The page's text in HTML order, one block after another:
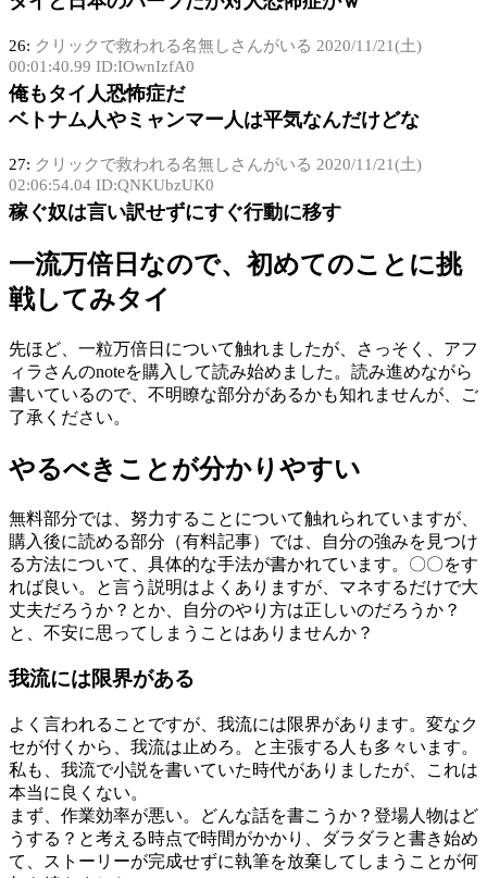
26: クリックで救われる名無しさんがいる 2020/11/21(土)
00:01:40.99 ID:IOwnIzfA0
俺もタイ人恐怖症だ
ベトナム人やミャンマー人は平気なんだけどな
27: クリックで救われる名無しさんがいる 2020/11/21(土)
02:06:54.04 ID:QNKUbzUK0
稼ぐ奴は言い訳せずにすぐ行動に移す
一流万倍日なので、初めてのことに挑
戦してみタイ
先ほど、一粒万倍日について触れましたが、さっそく、アフ
ィラさんのnoteを購入して読み始めました。読み進めながら
書いているので、不明瞭な部分があるかも知れませんが、ご
了承ください。
やるべきことが分かりやすい
無料部分では、努力することについて触れられていますが、
購入後に読める部分（有料記事）では、自分の強みを見つけ
る方法について、具体的な手法が書かれています。〇〇をす
れば良い。と言う説明はよくありますが、マネするだけで大
丈夫だろうか？とか、自分のやり方は正しいのだろうか？
と、不安に思ってしまうことはありませんか？
我流には限界がある
よく言われることですが、我流には限界があります。変なク
セが付くから、我流は止めろ。と主張する人も多々います。
私も、我流で小説を書いていた時代がありましたが、これは
本当に良くない。
まず、作業効率が悪い。どんな話を書こうか？登場人物はど
うする？と考える時点で時間がかかり、ダラダラと書き始め
て、ストーリーが完成せずに執筆を放棄してしまうことが何